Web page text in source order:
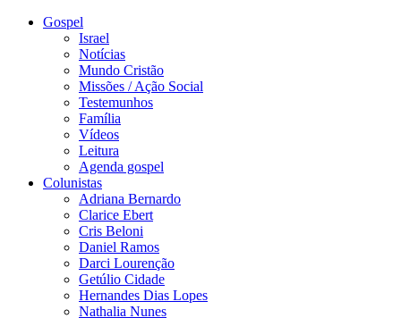
Gospel
Israel
Notícias
Mundo Cristão
Missões / Ação Social
Testemunhos
Família
Vídeos
Leitura
Agenda gospel
Colunistas
Adriana Bernardo
Clarice Ebert
Cris Beloni
Daniel Ramos
Darci Lourenção
Getúlio Cidade
Hernandes Dias Lopes
Nathalia Nunes